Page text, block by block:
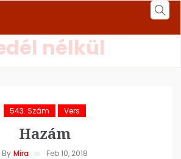
nélkül
543. Szám Vers
Hazám
By Míra Feb 10, 2018